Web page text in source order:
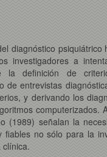
diagnóstico psiquiátrico
investigadores a
definición de
de entrevistas
y derivando los
computerizados.
(1989) señalan la
fiables no sólo para la
clínica.